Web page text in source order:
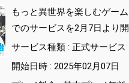
もっと異世界を楽しむゲー
でのサービスを2月7日より
サービス種類 : 正式サービス
開始日時 : 2025年02月07日